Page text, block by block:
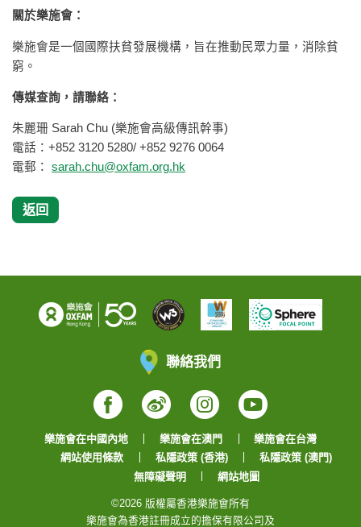
關於樂施會：
樂施會是一個國際扶貧發展機構，旨在推動民眾力量，消除貧
窮。
傳媒查詢，請聯絡：
朱麗珊 Sarah Chu (樂施會高級傳訊幹事)
電話：+852 3120 5280/ +852 9276 0064
電郵： sarah.chu@oxfam.org.hk
返回
聯絡我們
Facebook
WeiboInstagram
YouTube
樂施會在中國內地 樂施會在澳門
樂施會在台灣
網站使用條款
私隱政策 (香港)
私隱政策 (澳門)
無障礙聲明
網站地圖
©2026 版權屬香港樂施會所有
樂施會為香港註冊成立的擔保有限公司及